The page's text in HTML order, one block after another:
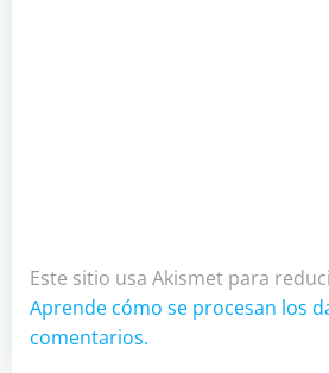
Este sitio usa Akismet para
Aprende cómo se procesan los
comentarios.